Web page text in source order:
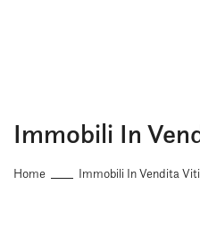
Immobili In
Home Immobili In Vendita